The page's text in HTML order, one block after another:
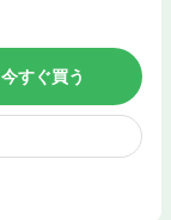
今すぐ買う